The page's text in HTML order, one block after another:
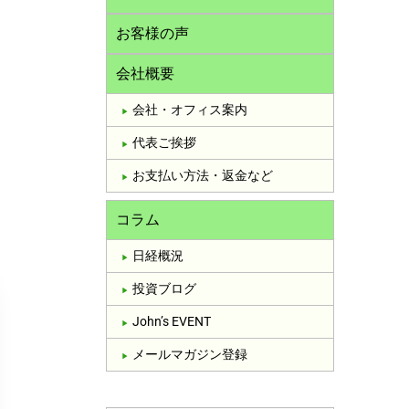
お客様の声
会社概要
会社・オフィス案内
代表ご挨拶
お支払い方法・返金など
コラム
日経概況
投資ブログ
John’s EVENT
メールマガジン登録